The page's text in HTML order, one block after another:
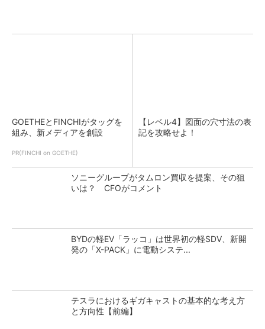
GOETHEとFINCHIがタッグを
組み、新メディアを創設
PR(FINCHI on GOETHE)
【レベル4】図面の穴寸法の表
記を攻略せよ！
ソニーグループがタムロン買収を提案、その狙
いは？ CFOがコメント
BYDの軽EV「ラッコ」は世界初の軽SDV、新開
発の「X-PACK」に電動システ...
テスラにおけるギガキャストの基本的な考え方
と方向性【前編】